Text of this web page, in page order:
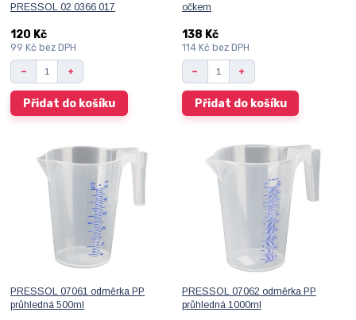
PRESSOL 02 0366 017
120 Kč
99 Kč bez DPH
Přidat do košíku
očkem
138 Kč
114 Kč bez DPH
Přidat do košíku
PRESSOL 07061 odměrka PP
průhledná 500ml
PRESSOL 07062 odměrka PP
průhledná 1000ml